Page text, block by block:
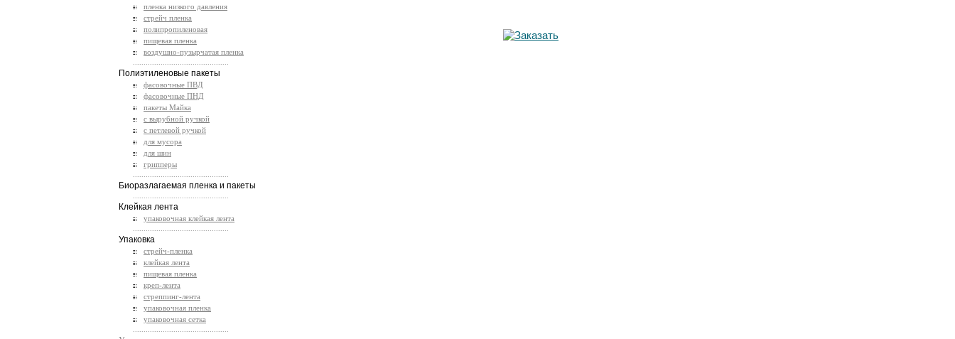
пленка низкого давления
стрейч пленка
полипропиленовая
пищевая пленка
воздушно-пузырчатая пленка
Полиэтиленовые пакеты
фасовочные ПВД
фасовочные ПНД
пакеты Майка
с вырубной ручкой
с петлевой ручкой
для мусора
для шин
грипперы
Биоразлагаемая пленка и пакеты
Клейкая лента
упаковочная клейкая лента
Упаковка
стрейч-пленка
клейкая лента
пищевая пленка
креп-лента
стреппинг-лента
упаковочная пленка
упаковочная сетка